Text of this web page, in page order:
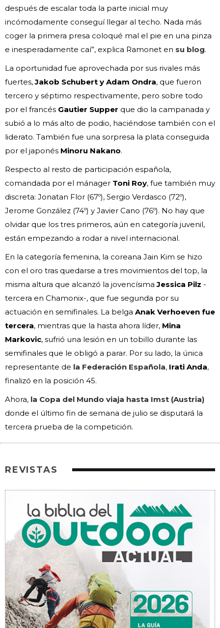
después de escalar toda la parte inicial muy
incómodamente conseguí llegar al techo. Nada más
coger la primera presa coloqué mal el pie en una pinza
e inesperadamente caí”, explica Ramonet en su blog.
La oportunidad fue aprovechada por sus rivales más
fuertes,Jakob Schubert y Adam Ondra, que fueron
tercero y séptimo respectivamente, pero sobre todo
por el francés Gautier Supper que dio la campanada y
subió a lo más alto de podio, haciéndose también con el
liderato. También fue una sorpresa la plata conseguida
por el japonés Minoru Nakano.
Respecto al resto de participación española,
comandada por el mánager Toni Roy, fue también muy
discreta: Jonatan Flor (67º), Sergio Verdasco (72º),
Jerome González (74º) y Javier Cano (76º). No hay que
olvidar que los tres primeros, aún en categoría juvenil,
están empezando a rodar a nivel internacional.
En la categoría femenina, la coreana Jain Kim se hizo
con el oro tras quedarse a tres movimientos del top, la
misma altura que alcanzó la jovencísimaJessica Pilz -
tercera en Chamonix-, que fue segunda por su
actuación en semifinales. La belga Anak Verhoeven fue
tercera, mientras que la hasta ahora líder, Mina
Markovic, sufrió una lesión en un tobillo durante las
semifinales que le obligó a parar. Por su lado, la única
representante de la Federación Española, Irati Anda,
finalizó en la posición 45.
Ahora, la Copa del Mundo viaja hasta Imst (Austria)
donde el último fin de semana de julio se disputará la
tercera prueba de la competición.
REVISTAS